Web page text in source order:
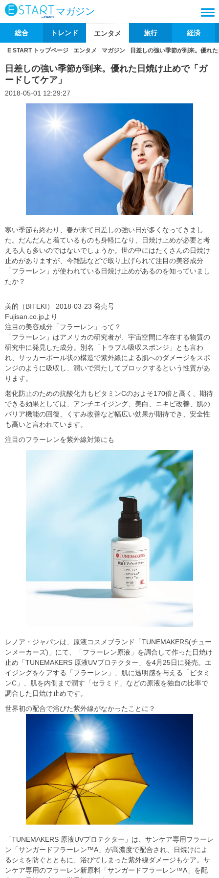
マガジン
総合 トレンド エンタメ 旅行 経済
E START トップページ エンタメ マガジン 日差しの強い季節が到来。優れ
日差しの強い季節が到来。優れた日焼け止めで「ガ
ードしてケア」
2018-05-01 12:29:27
寒い季節も終わり、春が来て日差しの強い日が多くなってきまし
た。だんだんと着ているものも身軽になり、日焼け止めが必要と考
える人も多いのではないでしょうか。世の中にはたくさんの日焼け
止めがありますが、今雑誌などで取り上げられて注目の美容成分
「フラーレン」が使われている日焼け止めがあるのを知っていまし
たか？
美的（BITEKI） 2018-03-23 発売号
Fujisan.co.jpより
注目の美容成分「フラーレン」って？
「フラーレン」はアメリカの研究者が、宇宙空間に存在する物質の
研究中に発見した成分。別名「トラブル吸収スポンジ」とも言わ
れ、サッカーボール状の構造で紫外線による肌へのダメージをスポ
ンジのように吸収し、潤いで満たしてブロックするという性質があ
ります。
老化防止のための抗酸化力もビタミンCのおよそ170倍と高く、期待
できる効果としては、アンチエイジング、美白、ニキビ改善、肌の
バリア機能の回復、くすみ改善など幅広い効果が期待でき、安全性
も高いと言われています。
注目のフラーレンを紫外線対策にも
レノア・ジャパンは、原液コスメブランド「TUNEMAKERS(チュー
ンメーカーズ)」にて、「フラーレン原液」を調合して作った日焼け
止め「TUNEMAKERS 原液UVプロテクター」を4月25日に発売。エ
イジングをケアする「フラーレン」、肌に透明感を与える「ビタミ
ンC」、肌を内側まで潤す「セラミド」などの原液を独自の比率で
調合した日焼け止めです。
世界初の配合で浴びた紫外線がなかったことに？
「TUNEMAKERS 原液UVプロテクター」は、サンケア専用フラーレ
ン「サンガードフラーレン™A」が高濃度で配合され、日焼けによ
るシミを防ぐとともに、浴びてしまった紫外線ダメージもケア。サ
ンケア専用のフラーレン新原料「サンガードフラーレン™A」を配